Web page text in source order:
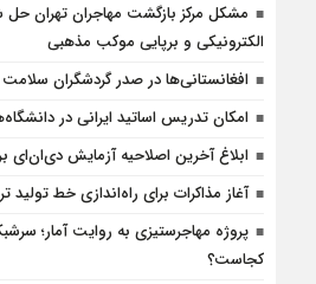
مشکل مرکز بازگشت مهاجران تهران
الکترونیکی و برپایی موکب مذهبی
افغانستانی‌ها در صدر گردشگران
امکان تدریس اساتید ایرانی در
ابلاغ آخرین اصلاحیه آزمایش دی‌ان‌ای
آغاز مذاکرات برای راه‌اندازی خط تولید
پروژه مهاجرستیزی به روایت آمار؛
کجاست؟